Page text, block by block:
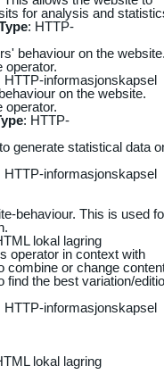
for analysis and
: HTTP-
behaviour on the
operator.
HTTP-informasjonskapsel
on the website.
operator.
: HTTP-
generate statistical data
HTTP-informasjonskapsel
behaviour. This is used
lokal lagring
operator in context with
combine or change
find the best variation/
HTTP-informasjonskapsel
lokal lagring